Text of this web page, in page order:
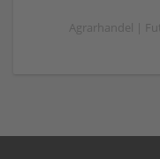
Agrarhandel |